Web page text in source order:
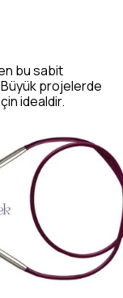
bu sabit
Büyük projelerde
idealdir.